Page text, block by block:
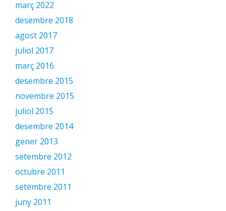
març 2022
desembre 2018
agost 2017
juliol 2017
març 2016
desembre 2015
novembre 2015
juliol 2015
desembre 2014
gener 2013
setembre 2012
octubre 2011
setembre 2011
juny 2011